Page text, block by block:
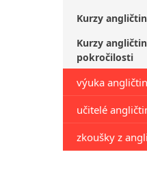
Kurzy
Kurzy
pokročilosti
výuka
učitelé
zkoušky z